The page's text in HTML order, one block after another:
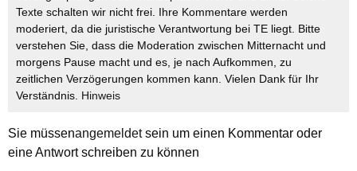
Texte schalten wir nicht frei. Ihre Kommentare werden
moderiert, da die juristische Verantwortung bei TE liegt. Bitte
verstehen Sie, dass die Moderation zwischen Mitternacht und
morgens Pause macht und es, je nach Aufkommen, zu
zeitlichen Verzögerungen kommen kann. Vielen Dank für Ihr
Verständnis. Hinweis
Sie müssenangemeldetsein um einen Kommentar oder
eine Antwort schreiben zu können